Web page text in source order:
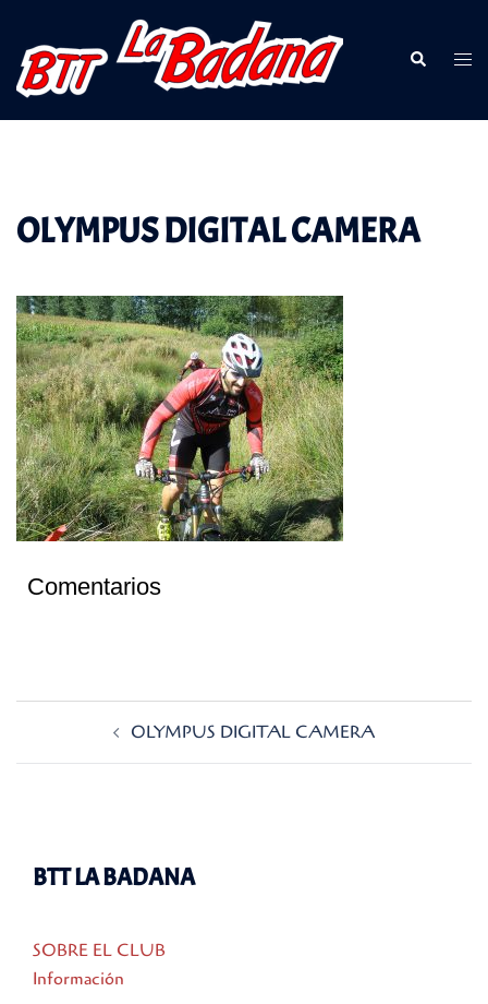
contenido
Buscar
OLYMPUS DIGITAL CAMERA
Comentarios
OLYMPUS DIGITAL CAMERA
BTT LA BADANA
SOBRE EL CLUB
Información